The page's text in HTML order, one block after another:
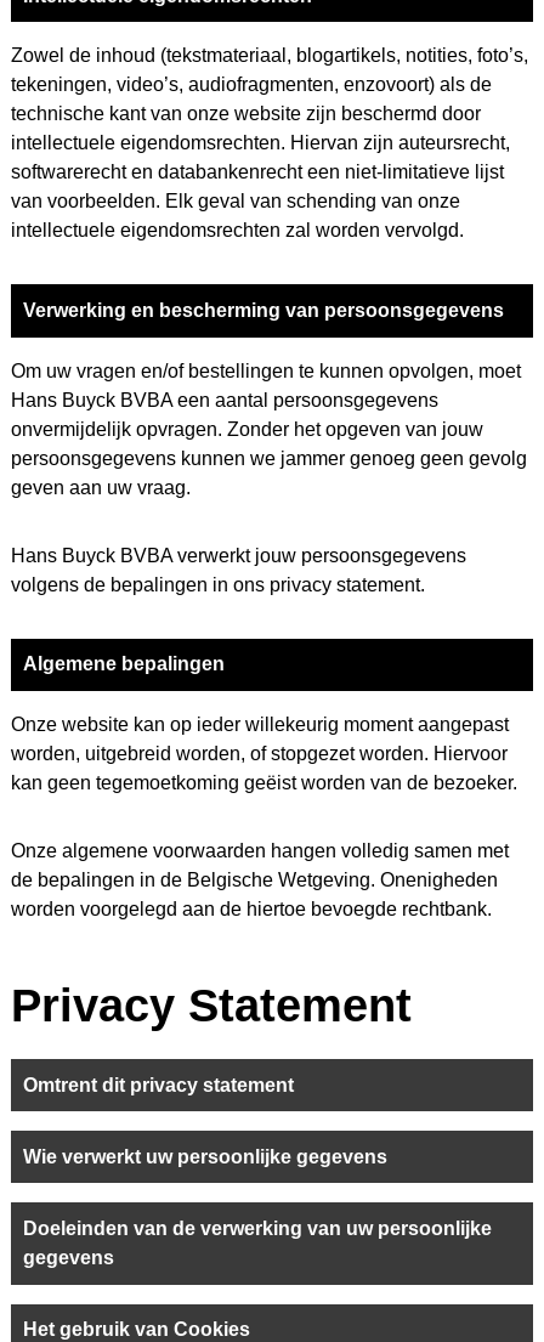
Zowel de inhoud (tekstmateriaal, blogartikels, notities, foto’s,
tekeningen, video’s, audiofragmenten, enzovoort) als de
technische kant van onze website zijn beschermd door
intellectuele eigendomsrechten. Hiervan zijn auteursrecht,
softwarerecht en databankenrecht een niet-limitatieve lijst
van voorbeelden. Elk geval van schending van onze
intellectuele eigendomsrechten zal worden vervolgd.
Verwerking en bescherming van persoonsgegevens
Om uw vragen en/of bestellingen te kunnen opvolgen, moet
Hans Buyck BVBA een aantal persoonsgegevens
onvermijdelijk opvragen. Zonder het opgeven van jouw
persoonsgegevens kunnen we jammer genoeg geen gevolg
geven aan uw vraag.
Hans Buyck BVBA verwerkt jouw persoonsgegevens
volgens de bepalingen in ons privacy statement.
Algemene bepalingen
Onze website kan op ieder willekeurig moment aangepast
worden, uitgebreid worden, of stopgezet worden. Hiervoor
kan geen tegemoetkoming geëist worden van de bezoeker.
Onze algemene voorwaarden hangen volledig samen met
de bepalingen in de Belgische Wetgeving. Onenigheden
worden voorgelegd aan de hiertoe bevoegde rechtbank.
Privacy Statement
Omtrent dit privacy statement
Wie verwerkt uw persoonlijke gegevens
Doeleinden van de verwerking van uw persoonlijke
gegevens
Het gebruik van Cookies